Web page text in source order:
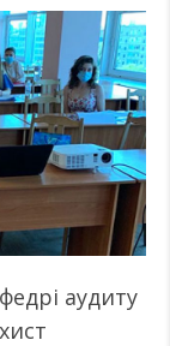
аудиту